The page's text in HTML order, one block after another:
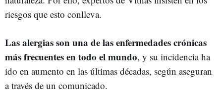
riesgos que esto conlleva.
Las alergias son una de las enfermedades crónicas
más frecuentes en todo el mundo, y su incidencia ha
ido en aumento en las últimas décadas, según aseguran
a través de un comunicado.